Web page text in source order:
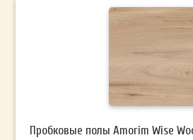
Пробковые полы Amorim Wise